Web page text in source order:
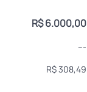
R$ 6.000,00
---
R$ 308,49